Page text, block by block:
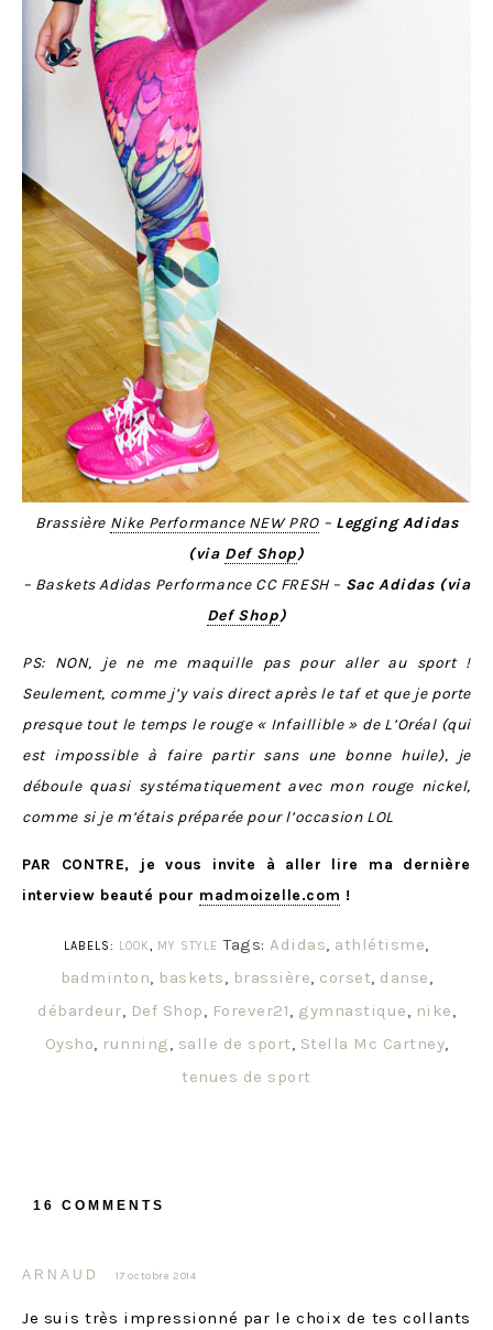
Brassière Nike Performance NEW PRO – Legging Adidas
(via Def Shop)
– Baskets Adidas Performance CC FRESH – Sac Adidas (via
Def Shop)
PS: NON, je ne me maquille pas pour aller au sport !
Seulement, comme j’y vais direct après le taf et que je porte
presque tout le temps le rouge « Infaillible » de L’Oréal (qui
est impossible à faire partir sans une bonne huile), je
déboule quasi systématiquement avec mon rouge nickel,
comme si je m’étais préparée pour l’occasion LOL
PAR CONTRE, je vous invite à aller lire ma dernière
interview beauté pour madmoizelle.com !
LABELS: LOOK, MY STYLE Tags:Adidas, athlétisme,
badminton, baskets, brassière, corset, danse,
débardeur, Def Shop, Forever21, gymnastique, nike,
Oysho, running, salle de sport, Stella Mc Cartney,
tenues de sport
16 COMMENTS
ARNAUD 17 octobre 2014
Je suis très impressionné par le choix de tes collants